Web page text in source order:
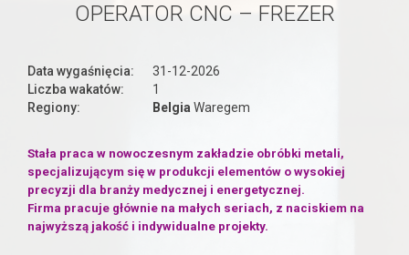
OPERATOR CNC – FREZER
Data wygaśnięcia:
31-12-2026
Liczba wakatów:
1
Regiony:
Belgia Waregem
Stała praca w nowoczesnym zakładzie obróbki metali,
specjalizującym się w produkcji elementów o wysokiej
precyzji dla branży medycznej i energetycznej.
Firma pracuje głównie na małych seriach, z naciskiem na
najwyższą jakość i indywidualne projekty.